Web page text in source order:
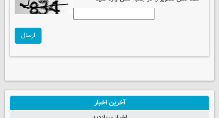
ارسال
آخرین اخبار